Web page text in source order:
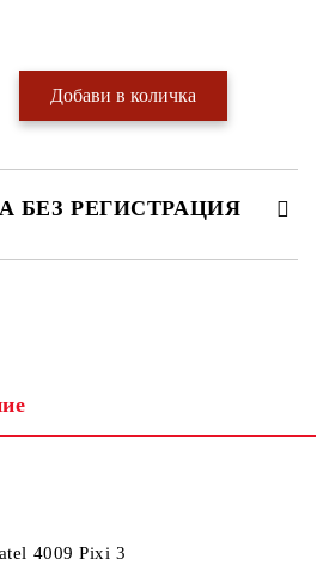
БЕЗ РЕГИСТРАЦИЯ
4009 Pixi 3